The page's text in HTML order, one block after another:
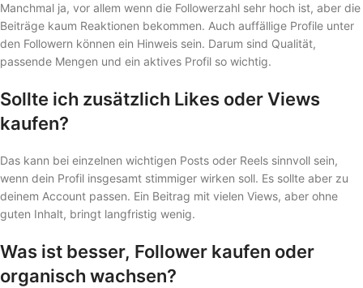
Manchmal ja, vor allem wenn die Followerzahl sehr hoch ist, aber die
Beiträge kaum Reaktionen bekommen. Auch auffällige Profile unter
den Followern können ein Hinweis sein. Darum sind Qualität,
passende Mengen und ein aktives Profil so wichtig.
Sollte ich zusätzlich Likes oder Views
kaufen?
Das kann bei einzelnen wichtigen Posts oder Reels sinnvoll sein,
wenn dein Profil insgesamt stimmiger wirken soll. Es sollte aber zu
deinem Account passen. Ein Beitrag mit vielen Views, aber ohne
guten Inhalt, bringt langfristig wenig.
Was ist besser, Follower kaufen oder
organisch wachsen?